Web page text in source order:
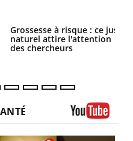
Grossesse à risque : ce jus
naturel attire l'attention
des chercheurs